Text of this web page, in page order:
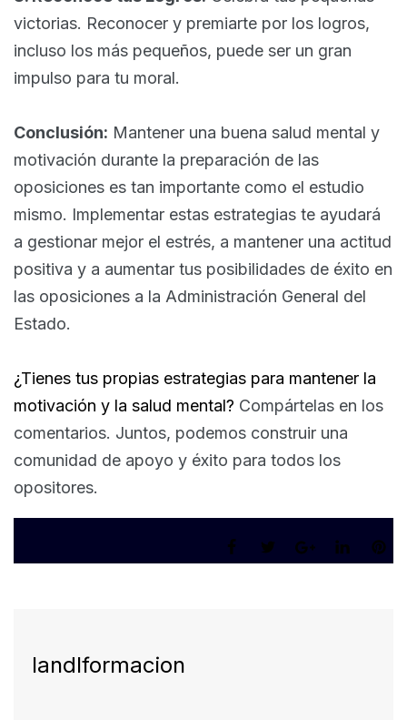
victorias. Reconocer y premiarte por los logros,
incluso los más pequeños, puede ser un gran
impulso para tu moral.
Conclusión: Mantener una buena salud mental y
motivación durante la preparación de las
oposiciones es tan importante como el estudio
mismo. Implementar estas estrategias te ayudará
a gestionar mejor el estrés, a mantener una actitud
positiva y a aumentar tus posibilidades de éxito en
las oposiciones a la Administración General del
Estado.
¿Tienes tus propias estrategias para mantener la
motivación y la salud mental? Compártelas en los
comentarios. Juntos, podemos construir una
comunidad de apoyo y éxito para todos los
opositores.
landlformacion